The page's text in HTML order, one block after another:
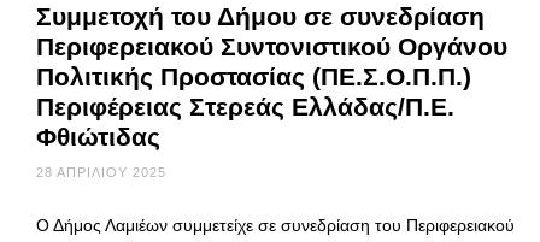
Συμμετοχή του Δήμου σε συνεδρίαση
Περιφερειακού Συντονιστικού Οργάνου
Πολιτικής Προστασίας (ΠΕ.Σ.Ο.Π.Π.)
Περιφέρειας Στερεάς Ελλάδας/Π.Ε.
Φθιώτιδας
28 ΑΠΡΙΛΊΟΥ 2025
Ο Δήμος Λαμιέων συμμετείχε σε συνεδρίαση του Περιφερειακού